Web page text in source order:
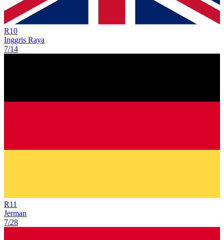
R10
Inggris Raya
7/14
R11
Jerman
7/28